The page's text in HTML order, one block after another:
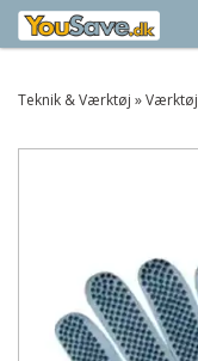
Teknik & Værktøj »Værktøj